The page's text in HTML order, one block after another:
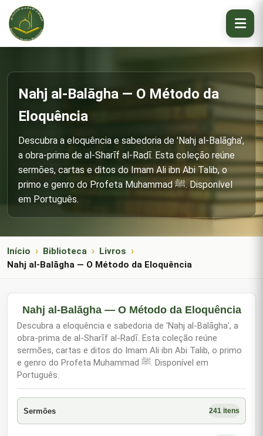
Nahj al-Balāgha — O Método da
Eloquência
Descubra a eloquência e sabedoria de 'Nahj al-Balāgha',
a obra-prima de al-Sharīf al-Raḍī. Esta coleção reúne
sermões, cartas e ditos do Imam Ali ibn Abi Talib, o
primo e genro do Profeta Muhammad ﷺ. Disponível
em Português.
Início Biblioteca
Livros
Nahj al-Balāgha — O Método da Eloquência
Nahj al-Balāgha — O Método da Eloquência
Descubra a eloquência e sabedoria de 'Nahj al-Balāgha', a
obra-prima de al-Sharīf al-Raḍī. Esta coleção reúne
sermões, cartas e ditos do Imam Ali ibn Abi Talib, o primo
e genro do Profeta Muhammad ﷺ. Disponível em
Português.
Sermões 241 itens